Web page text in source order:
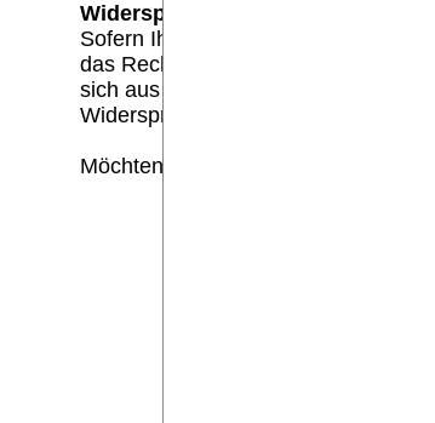
Widerspruchsrecht
Sofern Ihre personenbezogenen
das Recht, gemäß Art. 21 DSGVO
sich aus Ihrer besonderen Situation
Widerspruchsrecht, das ohne
Möchten Sie von Ihrem Widerrufs-